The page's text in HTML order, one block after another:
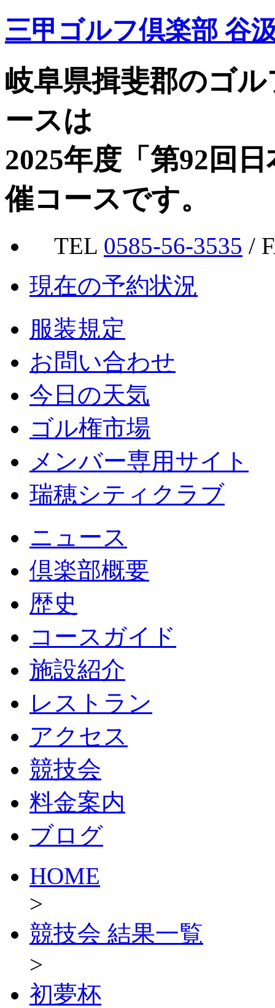
三甲ゴルフ倶楽部 谷
岐阜県揖斐郡のゴ
ースは
2025年度「第92回
催コースです。
TEL 0585-56-3535 /
現在の予約状況
服装規定
お問い合わせ
今日の天気
ゴル権市場
メンバー専用サイト
瑞穂シティクラブ
ニュース
倶楽部概要
歴史
コースガイド
施設紹介
レストラン
アクセス
競技会
料金案内
ブログ
HOME
>
競技会 結果一覧
>
初夢杯